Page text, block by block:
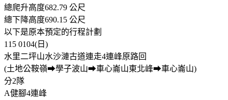
總爬升高度682.79 公尺
總下降高度690.15 公尺
以下是原本預定的行程計劃
115 0104(日)
水里二坪山水沙漣古道連走4連峰原路回
(土地公鞍嶺➡學子波山➡車心崙山東北峰➡車心崙山)
分2隊
A健腳4連峰